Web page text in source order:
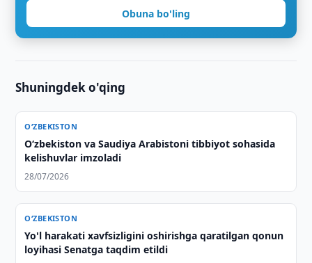
Obuna bo'ling
Shuningdek o'qing
O‘ZBEKISTON
Oʻzbekiston va Saudiya Arabistoni tibbiyot sohasida
kelishuvlar imzoladi
28/07/2026
O‘ZBEKISTON
Yo'l harakati xavfsizligini oshirishga qaratilgan qonun
loyihasi Senatga taqdim etildi